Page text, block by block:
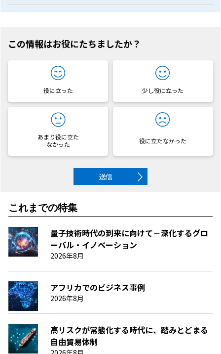
この情報はお役にたちましたか？
役に立った 少し役に立った
あまり役に立た
なかった
役に立たなかった
送信
これまでの特集
量子技術時代の到来に向けて－深化するグロ
ーバル・イノベーション
2026年8月
アフリカでのビジネス事例
2026年8月
高リスクが常態化する時代に、踏みとどまる
自由貿易体制